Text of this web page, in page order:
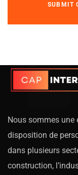
Nous sommes une
disposition de
dans plusieurs
construction,